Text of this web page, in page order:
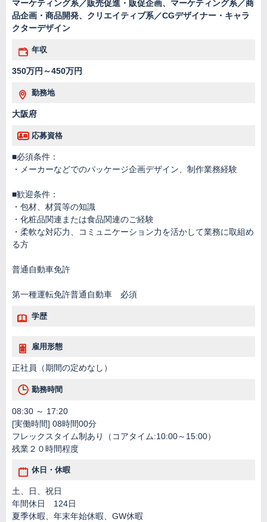
マーケティング系／販売促進・販促企画、マーケティング系／商
品企画・商品開発、クリエイティブ系／CGデザイナー・キャラ
クターデザイン
年収
350万円～450万円
勤務地
大阪府
応募資格
■必須条件：
・メーカーなどでのパッケージ企画デザイン、制作業務経験
■歓迎条件：
・包材、材質等の知識
・化粧品関連または食品関連のご経験
・柔軟な対応力、コミュニケーション力を活かして業務に取組め
る方
普通自動車免許
第一種運転免許普通自動車 必須
学歴
雇用形態
正社員（期間の定めなし）
勤務時間
08:30 ～ 17:20
[実働時間] 08時間00分
フレックスタイム制あり（コアタイム:10:00～15:00）
残業２０時間程度
休日・休暇
土、日、祝日
年間休日 124日
夏季休暇、年末年始休暇、GW休暇